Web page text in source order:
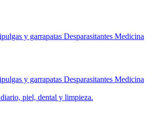
y garrapatas Desparasitantes Medicina
y garrapatas Desparasitantes Medicina
piel, dental y limpieza.